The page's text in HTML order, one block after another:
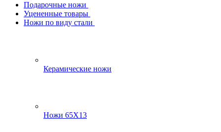
Подарочные ножи
Уцененные товары
Ножи по виду стали
Керамические ножи
Ножи 65Х13